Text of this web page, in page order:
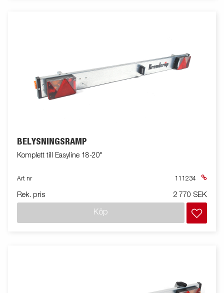
BELYSNINGSRAMP
Komplett till Easyline 18-20"
Art nr 111234
Rek. pris 2 770 SEK
Köp